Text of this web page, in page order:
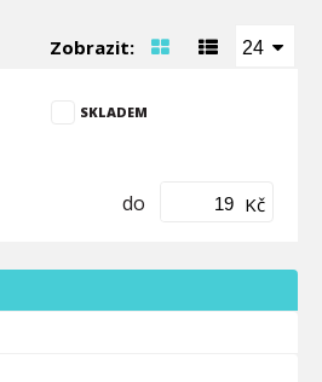
Zobrazit: 24
SKLADEM
do Kč